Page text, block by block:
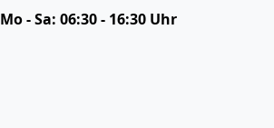
Mo - Sa: 06:30 - 16:30 Uhr